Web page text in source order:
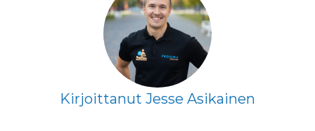
Kirjoittanut Jesse Asikainen